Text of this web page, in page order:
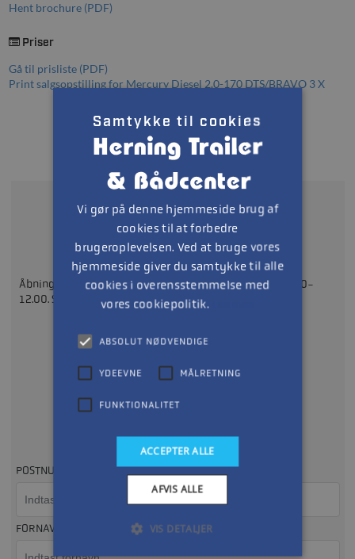
Hent brochure (PDF)
Priser
Gå til prisliste (PDF)
Print salgsopstilling for Mercury Diesel 2.0-170 DTS/BRAVO 3 X
Bliv kontaktet hurtigt muligt
Ring på97142211
Åbningstider: Mandag - Fredag 08.30-17.30 Lørdag: 09.00-
12.00. Søndag: LUKKET
eller
Udfyld formularen
Så kontakter vi dig, så hurtigt som muligt
POSTNUMMER
FORNAVN
Samtykke til cookies
Vi gør på denne hjemmeside brug af
cookies til at forbedre
brugeroplevelsen. Ved at bruge vores
hjemmeside giver du samtykke til alle
cookies i overensstemmelse med
vores cookiepolitik.
ABSOLUT NØDVENDIGE
YDEEVNE MÅLRETNING
FUNKTIONALITET
ACCEPTER ALLE
AFVIS ALLE
VIS DETALJER